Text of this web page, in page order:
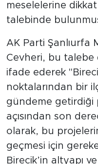
meselelerine
talebinde
AK Parti Şanlıurfa
Cevheri, bu talebe
ifade ederek
noktalarından bir
gündeme getirdiği
açısından son
olarak, bu
geçmesi için
Birecik’in altyapı